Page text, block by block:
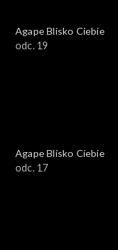
Agape Blisko Ciebie
odc. 19
Agape Blisko Ciebie
odc. 17